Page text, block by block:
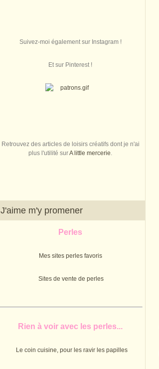
Suivez-moi également sur Instagram !
Et sur Pinterest !
Retrouvez des articles de loisirs créatifs dont je n'ai
plus l'utilité surA little mercerie.
J'aime m'y promener
Perles
Mes sites perles favoris
Sites de vente de perles
Rien à voir avec les perles...
Le coin cuisine, pour les ravir les papilles